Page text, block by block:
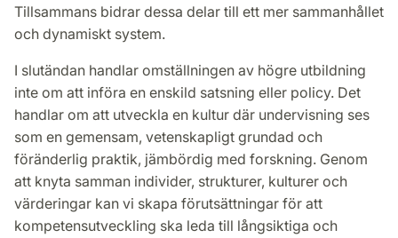
Tillsammans bidrar dessa delar till ett mer sammanhållet
och dynamiskt system.
I slutändan handlar omställningen av högre utbildning
inte om att införa en enskild satsning eller policy. Det
handlar om att utveckla en kultur där undervisning ses
som en gemensam, vetenskapligt grundad och
föränderlig praktik, jämbördig med forskning. Genom
att knyta samman individer, strukturer, kulturer och
värderingar kan vi skapa förutsättningar för att
kompetensutveckling ska leda till långsiktiga och